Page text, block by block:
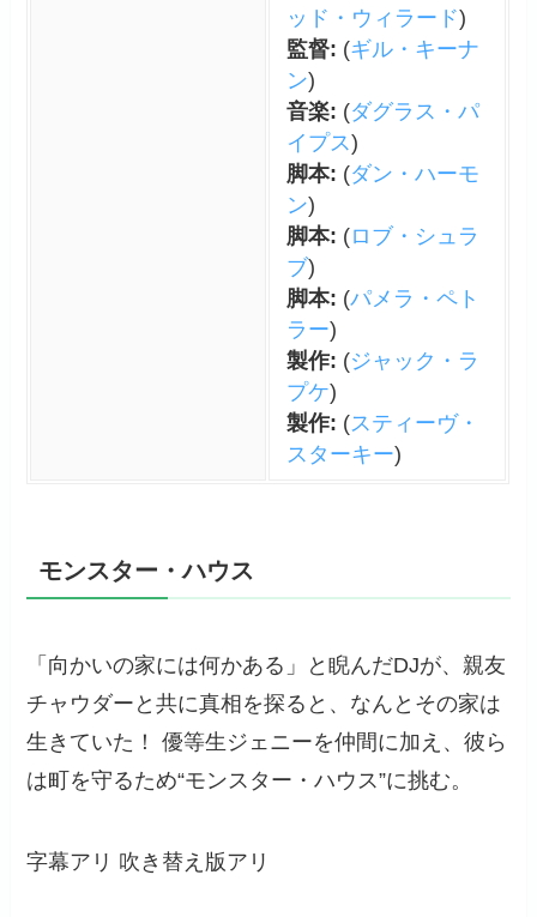
ッド・ウィラード)
監督: (ギル・キーナ
ン)
音楽: (ダグラス・パ
イプス)
脚本: (ダン・ハーモ
ン)
脚本: (ロブ・シュラ
ブ)
脚本: (パメラ・ペト
ラー)
製作: (ジャック・ラ
プケ)
製作: (スティーヴ・
スターキー)
モンスター・ハウス
「向かいの家には何かある」と睨んだDJが、親友
チャウダーと共に真相を探ると、なんとその家は
生きていた！ 優等生ジェニーを仲間に加え、彼ら
は町を守るため“モンスター・ハウス”に挑む。
字幕アリ 吹き替え版アリ